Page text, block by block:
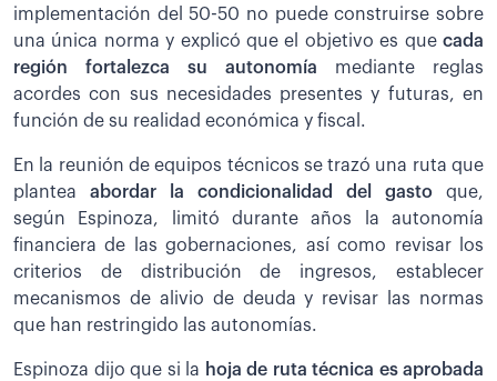
implementación del 50-50 no puede construirse sobre
una única norma y explicó que el objetivo es que cada
región fortalezca su autonomía mediante reglas
acordes con sus necesidades presentes y futuras, en
función de su realidad económica y fiscal.
En la reunión de equipos técnicos se trazó una ruta que
plantea abordar la condicionalidad del gasto que,
según Espinoza, limitó durante años la autonomía
financiera de las gobernaciones, así como revisar los
criterios de distribución de ingresos, establecer
mecanismos de alivio de deuda y revisar las normas
que han restringido las autonomías.
Espinoza dijo que si la hoja de ruta técnica es aprobada